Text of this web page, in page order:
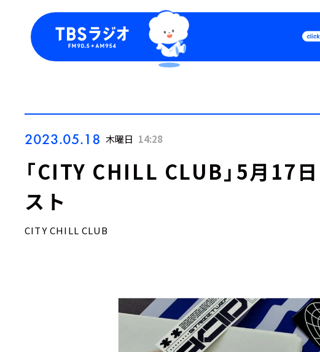
Podcast
2023.05.18 木曜日 14:28
「CITY CHILL CLUB」5月17日
スト
CITY CHILL CLUB